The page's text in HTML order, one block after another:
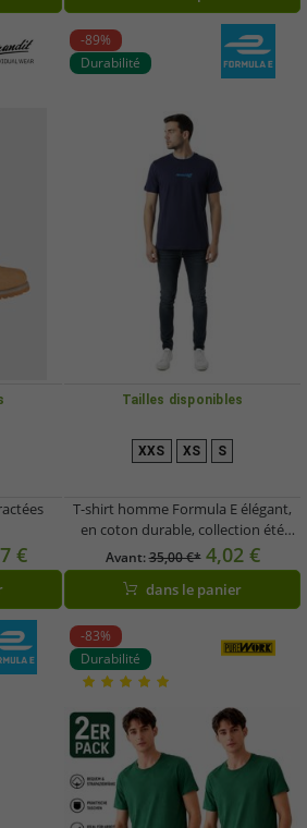
€
-89%
Durabilité
Tailles disponibles
XXS XS S
T-shirt homme Formula E élégant,
en coton durable, collection été
« Change Accelerated », Motorsport
701223590 001 Bleu marine
Avant:35,00 €* 4,02 €
dans le panier
-83%
Durabilité